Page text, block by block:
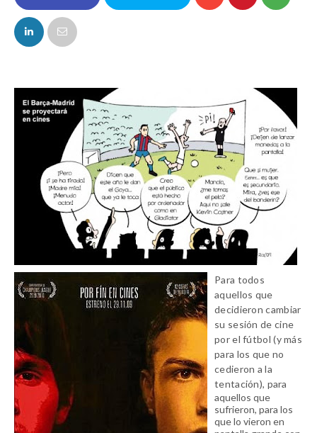
FACEBOOK
Para todos
aquellos que
decidieron cambiar
su sesión de cine
por el fútbol (y más
para los que no
cedieron a la
tentación), para
aquellos que
sufrieron, para los
que lo vieron en